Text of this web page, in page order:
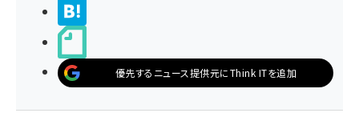
優先するニュース提供元にThink ITを追加